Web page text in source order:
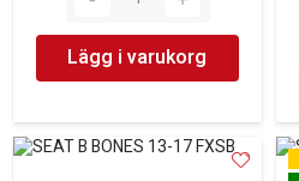
Lägg i varukorg